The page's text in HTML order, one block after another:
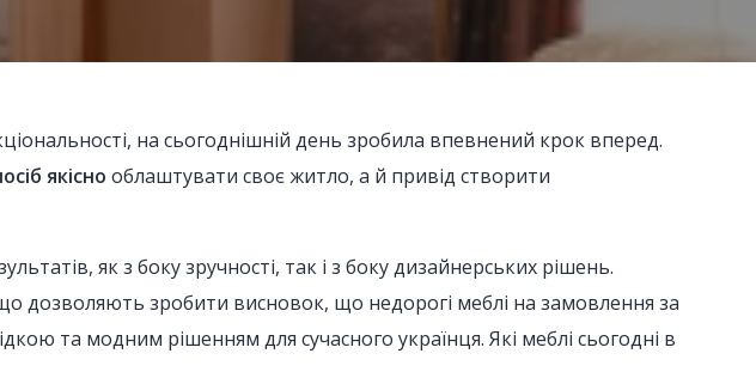
на сьогоднішній день зробила впевнений крок вперед.
якісно облаштувати своє житло, а й привід створити
як з боку зручності, так і з боку дизайнерських рішень.
дозволяють зробити висновок, що недорогі меблі на замовлення за
та модним рішенням для сучасного українця. Які меблі сьогодні в